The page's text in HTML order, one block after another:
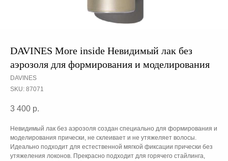
DAVINES More inside Невидимый лак без
аэрозоля для формирования и моделирования
DAVINES
SKU: 87071
3 400 р.
Невидимый лак без аэрозоля создан специально для формирования и
моделирования прически, не склеивает и не утяжеляет волосы.
Идеально подходит для естественной мягкой фиксации прически без
утяжеления локонов. Прекрасно подходит для горячего стайлинга,